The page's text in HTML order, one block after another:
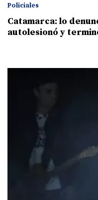
Policiales
Catamarca: lo
autolesionó y